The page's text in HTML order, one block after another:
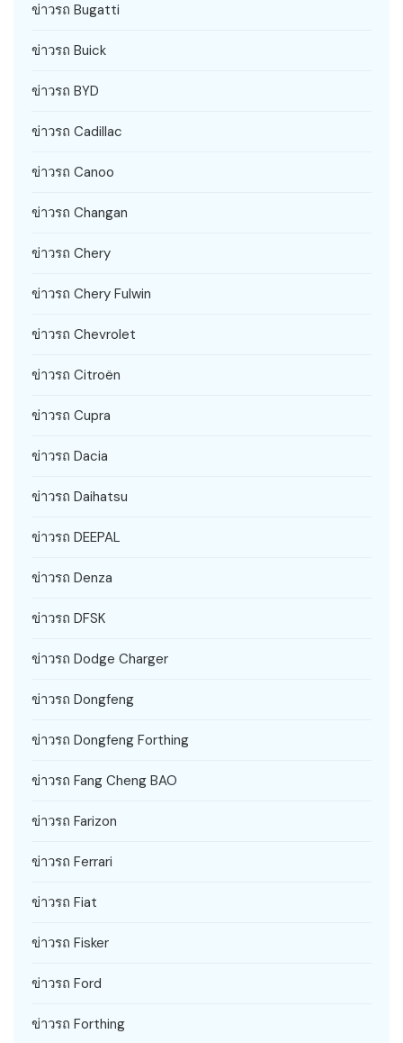
ข่าวรถ Bugatti
ข่าวรถ Buick
ข่าวรถ BYD
ข่าวรถ Cadillac
ข่าวรถ Canoo
ข่าวรถ Changan
ข่าวรถ Chery
ข่าวรถ Chery Fulwin
ข่าวรถ Chevrolet
ข่าวรถ Citroën
ข่าวรถ Cupra
ข่าวรถ Dacia
ข่าวรถ Daihatsu
ข่าวรถ DEEPAL
ข่าวรถ Denza
ข่าวรถ DFSK
ข่าวรถ Dodge Charger
ข่าวรถ Dongfeng
ข่าวรถ Dongfeng Forthing
ข่าวรถ Fang Cheng BAO
ข่าวรถ Farizon
ข่าวรถ Ferrari
ข่าวรถ Fiat
ข่าวรถ Fisker
ข่าวรถ Ford
ข่าวรถ Forthing